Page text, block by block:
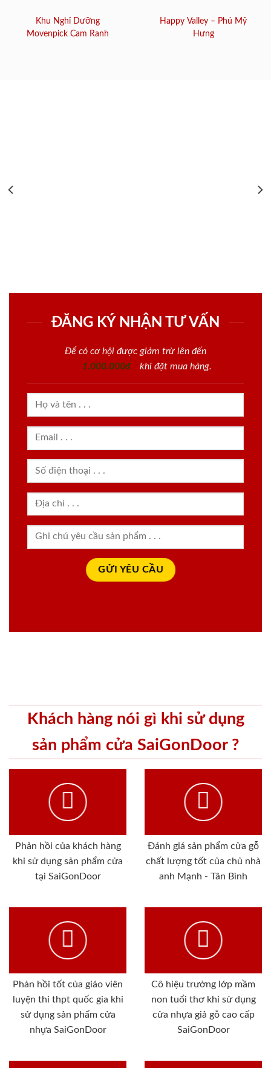
Khu Nghỉ Dưỡng
Movenpick Cam Ranh
Happy Valley – Phú Mỹ
Hưng
ĐĂNG KÝ NHẬN TƯ VẤN
Để có cơ hội được giảm trừ lên đến
1.000.000đ
khi đặt mua hàng.
Khách hàng nói gì khi sử dụng
sản phẩm cửa SaiGonDoor ?
Phản hồi của khách hàng
khi sử dụng sản phẩm cửa
tại SaiGonDoor
Đánh giá sản phẩm cửa gỗ
chất lượng tốt của chủ nhà
anh Mạnh - Tân Bình
Phản hồi tốt của giáo viên
luyện thi thpt quốc gia khi
sử dụng sản phẩm cửa
nhựa SaiGonDoor
Cô hiệu trưởng lớp mầm
non tuổi thơ khi sử dụng
cửa nhựa giả gỗ cao cấp
SaiGonDoor